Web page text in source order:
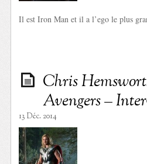
Il est Iron Man et il a l’ego le plus
Chris
Avengers –
13 Déc. 2014